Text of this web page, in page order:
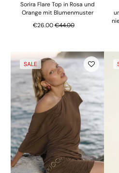
Sorira Flare Top in Rosa und
Orange mit Blumenmuster
€26.00Regulärer Preis
€44.00
SALE